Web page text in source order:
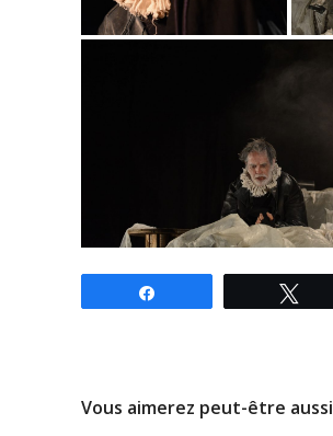
Vous aimerez peut-être aussi